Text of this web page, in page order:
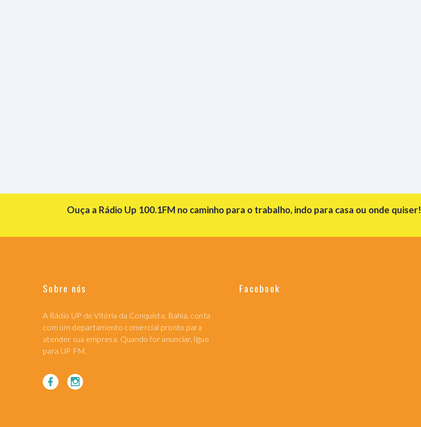
Ouça a Rádio Up 100.1FM no caminho para o trabalho, indo para casa ou onde quiser!
Sobre nós
A Rádio UP de Vitória da Conquista, Bahia, conta
com um departamento comercial pronto para
atender sua empresa. Quando for anunciar, ligue
para UP FM.
Facebook